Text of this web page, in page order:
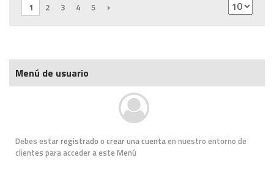
1 2 3 4 5 SIGUIENTE
Menú de usuario
Debes estar registrado o crear una cuentaen nuestro entorno de
clientes para acceder a este Menú